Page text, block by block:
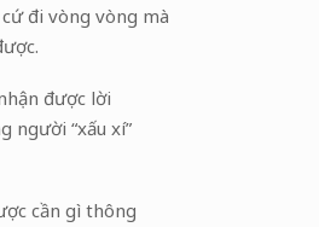
đi vòng vòng mà
được lời
người “xấu xí”
cần gì thông